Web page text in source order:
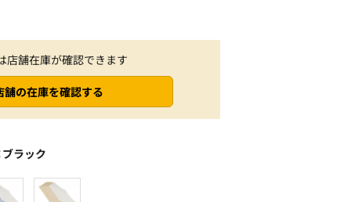
店舗在庫が確認できます
舗の在庫を確認する
ラック